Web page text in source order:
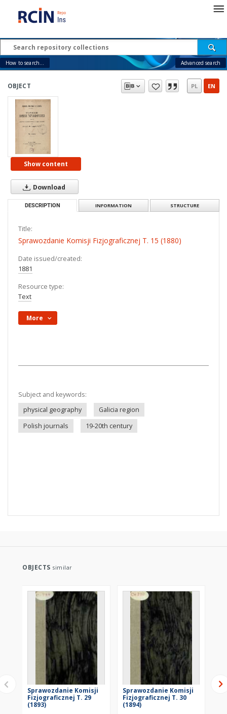
How to search... Advanced search
OBJECT PL EN
Show content
Download
DESCRIPTION INFORMATION STRUCTURE
Title:
Sprawozdanie Komisji Fizjograficznej T. 15 (1880)
Date issued/created:
1881
Resource type:
Text
More
Subject and keywords:
physical geography
Galicia region
Polish journals
19-20th century
OBJECTS similar
Sprawozdanie Komisji
Fizjograficznej T. 29
(1893)
Sprawozdanie Komisji
Fizjograficznej T. 30
(1894)